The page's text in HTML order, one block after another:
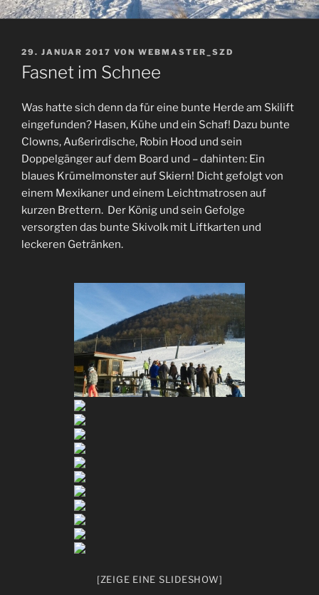
VERÖFFENTLICHT
AM
29. JANUAR 2017 VON WEBMASTER_SZD
Fasnet im Schnee
Was hatte sich denn da für eine bunte Herde am Skilift
eingefunden? Hasen, Kühe und ein Schaf! Dazu bunte
Clowns, Außerirdische, Robin Hood und sein
Doppelgänger auf dem Board und – dahinten: Ein
blaues Krümelmonster auf Skiern! Dicht gefolgt von
einem Mexikaner und einem Leichtmatrosen auf
kurzen Brettern. Der König und sein Gefolge
versorgten das bunte Skivolk mit Liftkarten und
leckeren Getränken.
[ZEIGE EINE SLIDESHOW]